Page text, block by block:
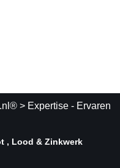
> Expertise - Ervaren
, Lood & Zinkwerk